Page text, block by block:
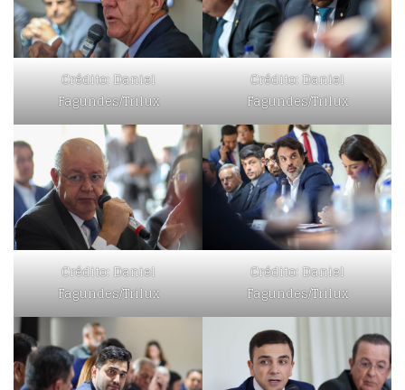
Crédito: Daniel
Fagundes/Trilux
Crédito: Daniel
Fagundes/Trilux
Crédito: Daniel
Fagundes/Trilux
Crédito: Daniel
Fagundes/Trilux